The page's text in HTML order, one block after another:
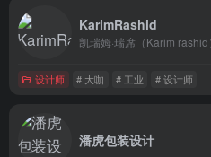
KarimRashid
凯瑞姆·瑞席（Karim
设计师 # 大咖 # 工业 # 设计师
潘虎包装设计